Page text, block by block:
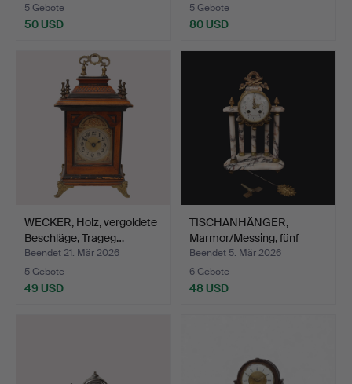
5 Gebote
50 USD
5 Gebote
80 USD
WECKER, Holz, vergoldete
Beschläge, Trageg…
Beendet 21. Mär 2026
5 Gebote
49 USD
TISCHANHÄNGER,
Marmor/Messing, fünf
Säulen…
Beendet 5. Mär 2026
6 Gebote
48 USD